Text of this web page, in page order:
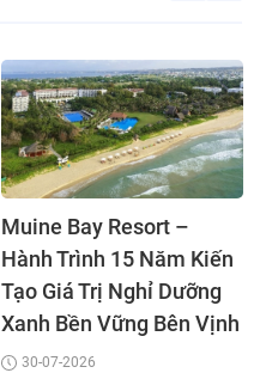
Muine Bay Resort –
Hành Trình 15 Năm Kiến
Tạo Giá Trị Nghỉ Dưỡng
Xanh Bền Vững Bên Vịnh
Mũi Né
30-07-2026